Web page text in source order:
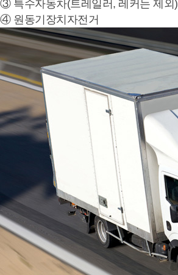
③ 특수자동차(트레일러, 레커는 제외)
④ 원동기장치자전거